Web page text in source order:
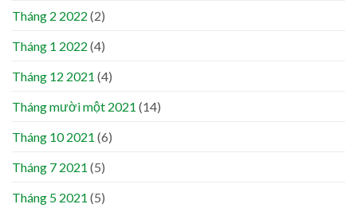
Tháng 2 2022 (2)
Tháng 1 2022 (4)
Tháng 12 2021 (4)
Tháng mười một 2021 (14)
Tháng 10 2021 (6)
Tháng 7 2021 (5)
Tháng 5 2021 (5)